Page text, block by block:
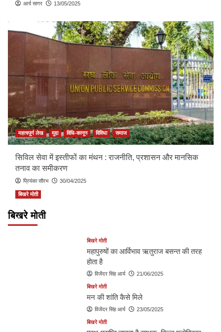
आर्य सागर 13/05/2025
महत्वपूर्ण लेख मुद्दा विधि-कानून विविधा समाज
सिविल सेवा में इस्तीफों का मंथन : राजनीति, प्रशासन और मानसिक
तनाव का समीकरण
प्रियंका सौरभ 30/04/2025
बिखरे मोती
बिखरे मोती
मानव जीवन का लक्ष्य क्या है ?
विजेंदर सिंह आर्य
बिखरे मोती
महापुरुषों का आर्विभाव ऋतुराज बसन्त की तरह
होता है
विजेंदर सिंह आर्य 21/06/2025
बिखरे मोती
मन की शांति कैसे मिले
विजेंदर सिंह आर्य 23/05/2025
बिखरे मोती